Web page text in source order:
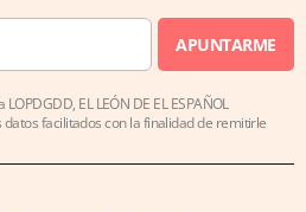
APUNTARME
EL LEÓN DE EL ESPAÑOL
datos facilitados con la finalidad de remitirle